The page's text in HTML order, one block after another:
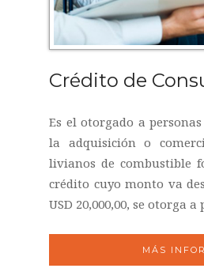
Crédito de
Es el otorgado a
la adquisición o
livianos de combustible
crédito cuyo monto va
USD 20,000,00, se otorga
MÁS